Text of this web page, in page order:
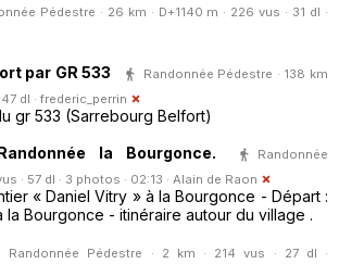
Pédestre · 26 km · D+1140 m · 226 vus · 31 dl ·
par GR 533
Randonnée Pédestre · 138 km
dl · frederic_perrin
gr 533 (Sarrebourg Belfort)
la Bourgonce.
Randonnée
· 57 dl · 3 photos · 02:13 · Alain de Raon
« Daniel Vitry » à la Bourgonce - Départ :
la Bourgonce - itinéraire autour du village .
Randonnée Pédestre · 2 km · 214 vus · 27 dl ·